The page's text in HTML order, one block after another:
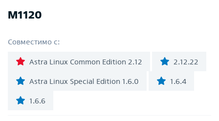
M1120
Совместимо с:
Astra Linux Common Edition 2.12 2.12.22
Astra Linux Special Edition 1.6.0 1.6.4
1.6.6